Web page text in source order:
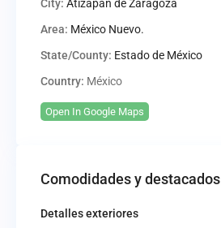
City: Atizapán de Zaragoza
Area: México Nuevo.
State/County: Estado de México
Country: México
Open In Google Maps
Comodidades y destacados
Detalles exteriores